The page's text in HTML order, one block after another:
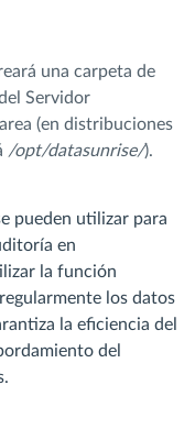
una carpeta de
Servidor
(en distribuciones
/opt/datasunrise/).
pueden utilizar para
en
la función
los datos
la eficiencia del
del